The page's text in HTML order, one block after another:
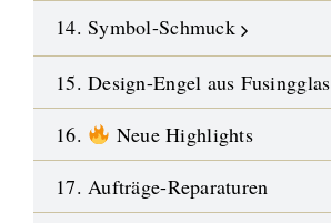
14. Symbol-Schmuck
15. Design-Engel aus Fusingglas
16.
Neue Highlights
17. Aufträge-Reparaturen